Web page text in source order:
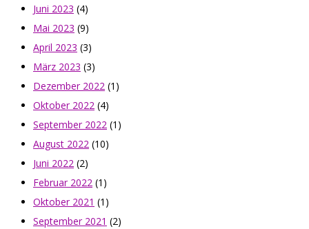
Juni 2023 (4)
Mai 2023 (9)
April 2023 (3)
März 2023 (3)
Dezember 2022 (1)
Oktober 2022 (4)
September 2022 (1)
August 2022 (10)
Juni 2022 (2)
Februar 2022 (1)
Oktober 2021 (1)
September 2021 (2)